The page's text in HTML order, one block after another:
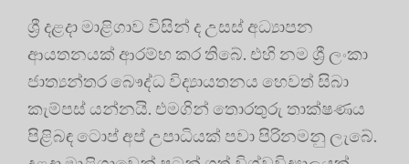
ශ්‍රී දළදා මාළිගාව විසින් ද උසස් අධ්‍යාපන
ආයතනයක් ආරම්භ කර තිබේ. එහි නම ශ්‍රී ලංකා
ජාත්‍යන්තර බෞද්ධ විද්‍යායතනය හෙවත් සිබා
කැම්පස් යන්නයි. එමගින් තොරතුරු තාක්ෂණය
පිළිබඳ ටොප් අප් උපාධියක් පවා පිරිනමනු ලැබේ.